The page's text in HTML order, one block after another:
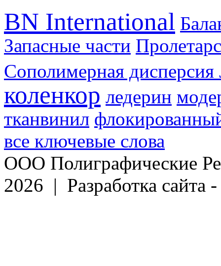
BN International
Запасные части
Сополимерная дисперсия
коленкор ледерин
тканвинил
все ключевые слова
ООО Полиграфические
2026 | Разработка сайта